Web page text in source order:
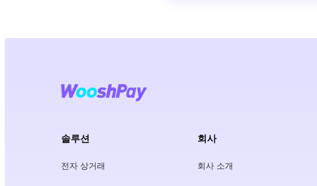
솔루션
전자 상거래
회사
회사 소개